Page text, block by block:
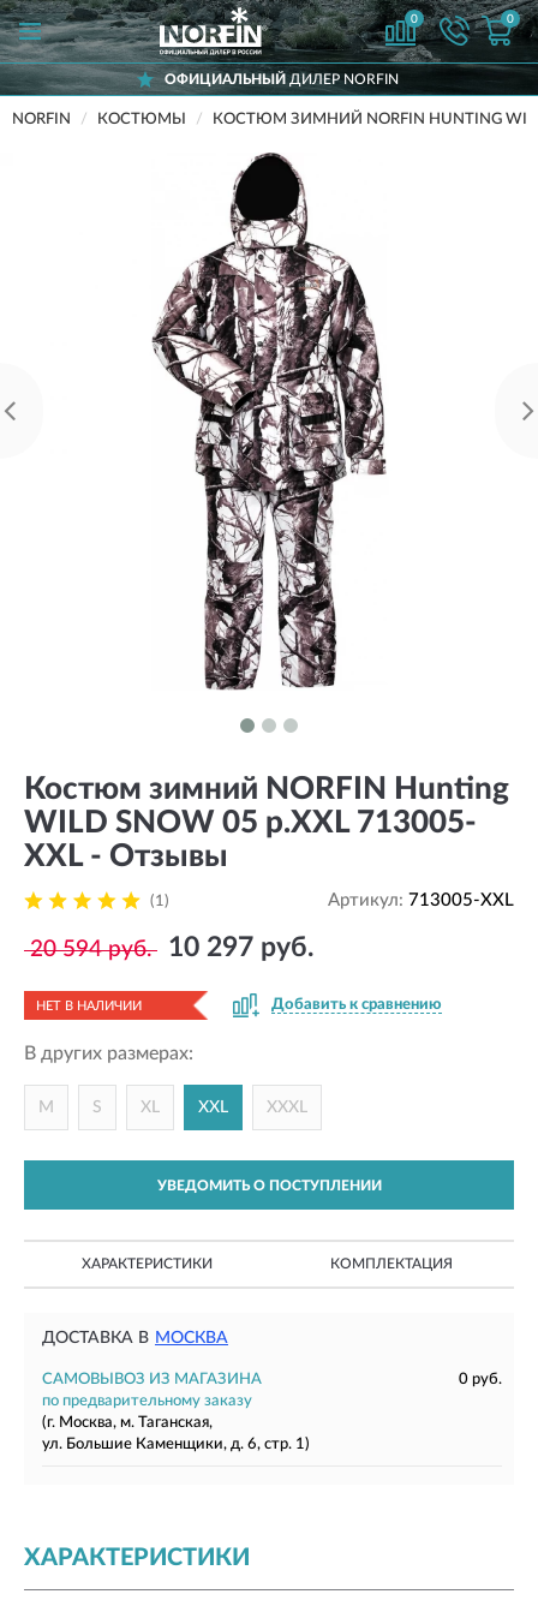
0 0
ОФИЦИАЛЬНЫЙ ДИЛЕР NORFIN
NORFIN КОСТЮМЫ КОСТЮМ ЗИМНИЙ NORFIN HUNTING
Костюм зимний NORFIN Hunting
WILD SNOW 05 р.XXL 713005-
XXL - Отзывы
(1) Артикул: 713005-XXL
20 594 руб. 10 297 руб.
НЕТ В НАЛИЧИИ Добавить к сравнению
В других размерах:
M S XL XXL XXXL
УВЕДОМИТЬ О ПОСТУПЛЕНИИ
ХАРАКТЕРИСТИКИ КОМПЛЕКТАЦИЯ
ДОСТАВКА В МОСКВА
САМОВЫВОЗ ИЗ МАГАЗИНА
0 руб.
по предварительному заказу
(г. Москва, м. Таганская,
ул. Большие Каменщики, д. 6, стр. 1)
ХАРАКТЕРИСТИКИ